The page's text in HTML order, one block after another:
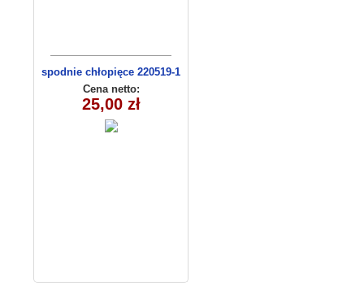
spodnie chłopięce 220519-1
(1-6) 5szt
Cena netto:
25,00 zł